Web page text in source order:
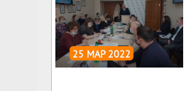
25 МАР 2022